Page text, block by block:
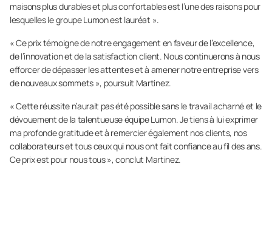
maisons plus durables et plus confortables est l’une des raisons pour
lesquelles le groupe Lumon est lauréat ».
« Ce prix témoigne de notre engagement en faveur de l’excellence,
de l’innovation et de la satisfaction client. Nous continuerons à nous
efforcer de dépasser les attentes et à amener notre entreprise vers
de nouveaux sommets », poursuit Martinez.
« Cette réussite n’aurait pas été possible sans le travail acharné et le
dévouement de la talentueuse équipe Lumon. Je tiens à lui exprimer
ma profonde gratitude et à remercier également nos clients, nos
collaborateurs et tous ceux qui nous ont fait confiance au fil des ans.
Ce prix est pour nous tous », conclut Martinez.